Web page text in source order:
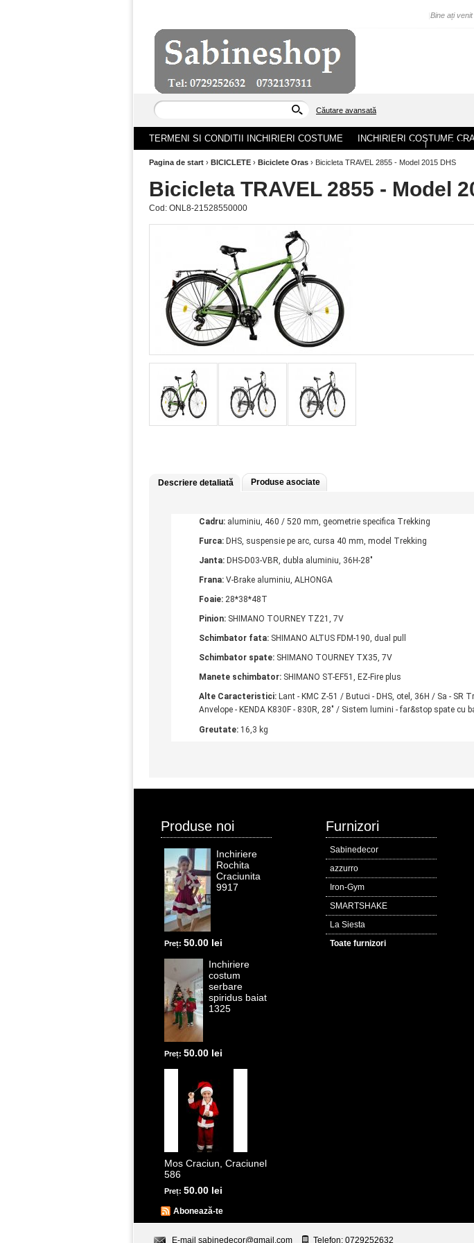
Bine ați
Căutare avansată
ACASA | DESPRE
TERMENI SI CONDITII INCHIRIERI COSTUME INCHIRIERI COSTUME
Pagina de start › BICICLETE › Biciclete Oras › Bicicleta TRAVEL 2855 - Model 2015 DHS
Bicicleta TRAVEL 2855 - Model
Cod: ONL8-21528550000
Descriere detaliată Produse asociate
Cadru: aluminiu, 460 / 520 mm, geometrie specifica Trekking
Furca: DHS, suspensie pe arc, cursa 40 mm, model Trekking
Janta: DHS-D03-VBR, dubla aluminiu, 36H-28"
Frana: V-Brake aluminiu, ALHONGA
Foaie: 28*38*48T
Pinion: SHIMANO TOURNEY TZ21, 7V
Schimbator fata: SHIMANO ALTUS FDM-190, dual pull
Schimbator spate: SHIMANO TOURNEY TX35, 7V
Manete schimbator: SHIMANO ST-EF51, EZ-Fire plus
Alte Caracteristici: Lant - KMC Z-51 / Butuci - DHS, otel, 36H / Sa - SR
Anvelope - KENDA K830F - 830R, 28" / Sistem lumini - far&stop spate cu
Greutate: 16,3 kg
Produse noi
Inchiriere
Rochita
Craciunita
9917
Preț: 50.00 lei
Inchiriere
costum
serbare
spiridus baiat
1325
Preț: 50.00 lei
Mos Craciun, Craciunel
586
Preț: 50.00 lei
Abonează-te
Furnizori
Sabinedecor
azzurro
Iron-Gym
SMARTSHAKE
La Siesta
Toate furnizori
E-mail sabinedecor@gmail.com Telefon: 0729252632